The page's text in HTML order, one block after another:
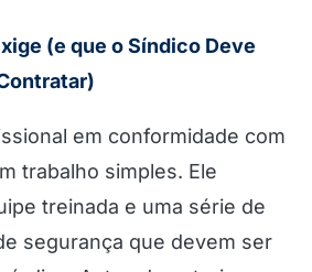
(e que o Síndico Deve
em conformidade com
trabalho simples. Ele
treinada e uma série de
segurança que devem ser